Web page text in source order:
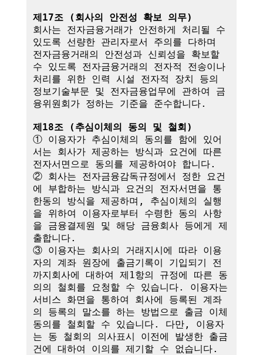
제17조 (회사의 안전성 확보 의무)
회사는 전자금융거래가 안전하게 처리될 수
있도록 선량한 관리자로서 주의를 다하며
전자금융거래의 안전성과 신뢰성을 확보할
수 있도록 전자금융거래의 전자적 전송이나
처리를 위한 인력 시설 전자적 장치 등의
정보기술부문 및 전자금융업무에 관하여 금
융위원회가 정하는 기준을 준수합니다.
제18조 (추심이체의 동의 및 철회)
① 이용자가 추심이체의 동의를 함에 있어
서는 회사가 제공하는 방식과 요건에 따른
전자서면으로 동의를 제공하여야 합니다.
② 회사는 전자금융감독규정에서 정한 요건
에 부합하는 방식과 요건의 전자서면을 통
한동의 방식을 제공하며, 추심이체의 실행
을 위하여 이용자로부터 수령한 동의 사항
을 금융결제원 및 해당 금융회사 등에게 제
출합니다.
③ 이용자는 회사의 거래지시에 따라 이용
자의 계좌 원장에 출금기록이 기입되기 전
까지회사에 대하여 제1항의 규정에 따른 동
의의 철회를 요청할 수 있습니다. 이용자는
서비스 화면을 통하여 회사에 등록된 계좌
의 등록의 말소를 하는 방법으로 출금 이체
동의를 철회할 수 있습니다. 다만, 이용자
는 동 철회의 의사표시 이전에 발생한 출금
건에 대하여 이의를 제기할 수 없습니다.